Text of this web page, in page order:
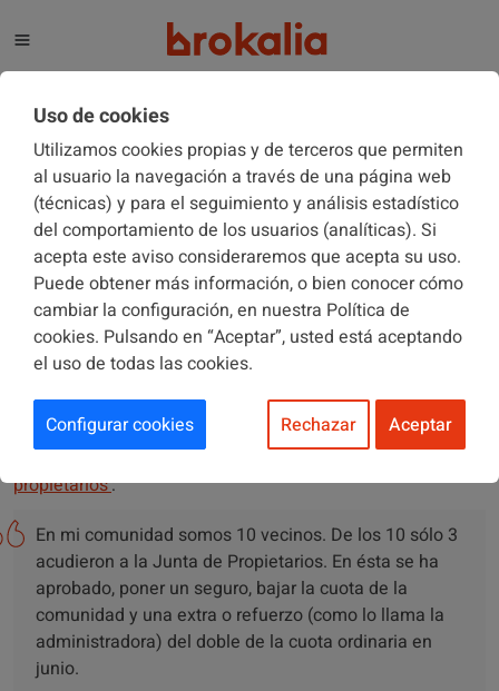
El blog de Brokalia
EL "RINCÓN DEL EXPERTO" 08/11/2019
¿Se puede impugnar un acuerdo
por no asistir a la Junta?
El pasado 4 de noviembre recibimos la siguiente consulta
en el artículo‘Impugnar el acta en comunidad de
propietarios’:
En mi comunidad somos 10 vecinos. De los 10 sólo 3
acudieron a la Junta de Propietarios. En ésta se ha
aprobado, poner un seguro, bajar la cuota de la
comunidad y una extra o refuerzo (como lo llama la
administradora) del doble de la cuota ordinaria en
junio.
Uso de cookies
Utilizamos cookies propias y de terceros que permiten
al usuario la navegación a través de una página web
(técnicas) y para el seguimiento y análisis estadístico
del comportamiento de los usuarios (analíticas). Si
acepta este aviso consideraremos que acepta su uso.
Puede obtener más información, o bien conocer cómo
cambiar la configuración, en nuestra Política de
cookies. Pulsando en “Aceptar”, usted está aceptando
el uso de todas las cookies.
Configurar cookies Rechazar Aceptar